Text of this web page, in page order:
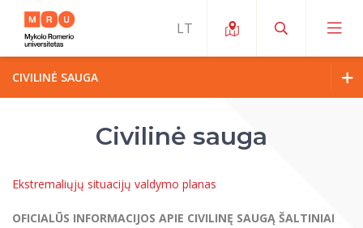
Apie ERUA
Naujienos ir renginiai
Mano studijos
MOin – MRU Mokslo ir inovacijų savaitė
Mokslo programos
Apie MRU
CIVILINĖ SAUGA
Struktūra
Civilinė sauga
Ekstremaliųjų situacijų valdymo planas
OFICIALŪS INFORMACIJOS APIE CIVILINĘ SAUGĄ ŠALTINIAI